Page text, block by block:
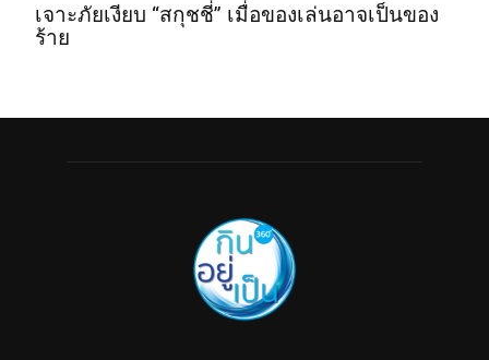
เจาะภัยเงียบ “สกุชชี่” เมื่อของเล่นอาจเป็นของ
ร้าย